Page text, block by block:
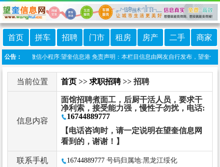
首页 拼车 招聘 门市 租房 房产 二手 商家
公告：
本站上线微信小程序:望奎信息港 免责声明：本栏目信息由网友自行发布，望奎信
当前位置 首页 >> 求职招聘>> 招聘
信息内容
面馆招聘煮面工，后厨干活人员，要求干
净利索，接受能力强，慢性子勿扰，电话:
16744889777
【电话咨询时，请一定说明在望奎信息网
看到的，谢谢！】
联系手机 16744889777 号码归属地:黑龙江绥化